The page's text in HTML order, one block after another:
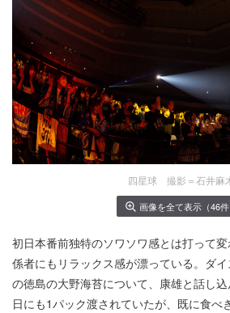
四星球 撮影＝石井麻
画像を全て表示（46件
初日本番前独特のソワソワ感とは打って
係者にもリラックス感が漂っている。ダ
の徳島の大野海苔について、康雄と話し
日にも1パック渡されていたが、既に食べ